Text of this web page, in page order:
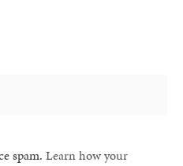
spam. Learn how your